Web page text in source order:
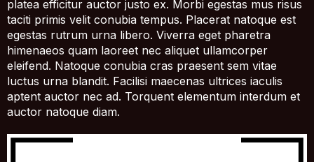
platea efficitur auctor justo ex. Morbi egestas mus risus
taciti primis velit conubia tempus. Placerat natoque est
egestas rutrum urna libero. Viverra eget pharetra
himenaeos quam laoreet nec aliquet ullamcorper
eleifend. Natoque conubia cras praesent sem vitae
luctus urna blandit. Facilisi maecenas ultrices iaculis
aptent auctor nec ad. Torquent elementum interdum et
auctor natoque diam.